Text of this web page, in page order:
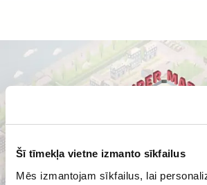
Šī tīmekļa vietne izmanto sīkfailus
Mēs izmantojam sīkfailus, lai